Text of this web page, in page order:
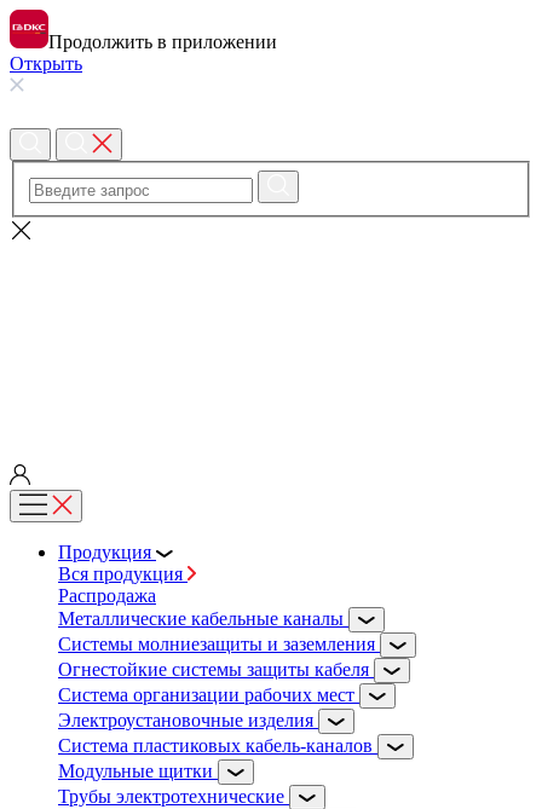
Продолжить в приложении
Открыть
Продукция
Вся продукция
Распродажа
Металлические кабельные каналы
Системы молниезащиты и заземления
Огнестойкие системы защиты кабеля
Система организации рабочих мест
Электроустановочные изделия
Система пластиковых кабель-каналов
Модульные щитки
Трубы электротехнические